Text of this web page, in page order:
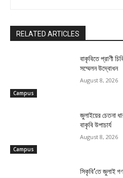
RELATED ARTICLES
Campus
বাকৃবিতে প্রাণী
সম্মেলন উদ্বোধন
August 8, 2026
Campus
জুলাইয়ের চেতনা
বাকৃবি উপাচার্য
August 8, 2026
সিকৃবি’তে জুলাই